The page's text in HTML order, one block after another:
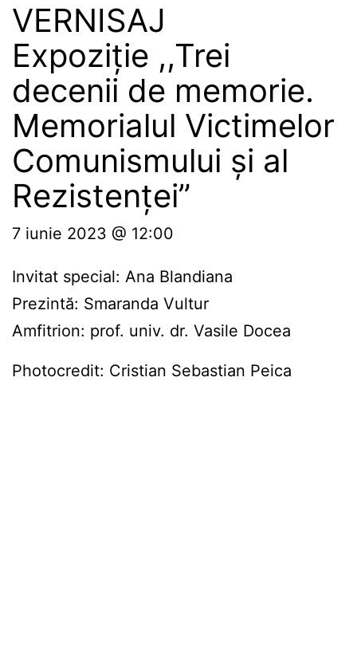
VERNISAJ
Expoziție ,,Trei
decenii de memorie.
Memorialul Victimelor
Comunismului şi al
Rezistenţei”
7 iunie 2023 @ 12:00
Invitat special: Ana Blandiana
Prezintă: Smaranda Vultur
Amfitrion: prof. univ. dr. Vasile Docea
Photocredit: Cristian Sebastian Peica